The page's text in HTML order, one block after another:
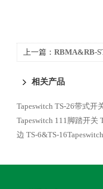
上一篇： RBMA&RB-
相关产品
Tapeswitch TS-26带式开
Tapeswitch 111脚踏开关
边 TS-6&TS-